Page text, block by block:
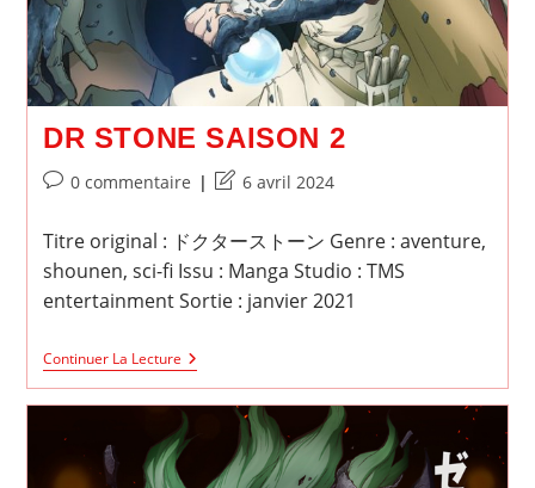
DR STONE SAISON 2
Commentaires
la
publication :
0 commentaire
Dernière
de
la
publication :
6 avril 2024
Titre original : ドクターストーン Genre : aventure,
shounen, sci-fi Issu : Manga Studio : TMS
entertainment Sortie : janvier 2021
Continuer La LectureDr
Stone
Saison
2